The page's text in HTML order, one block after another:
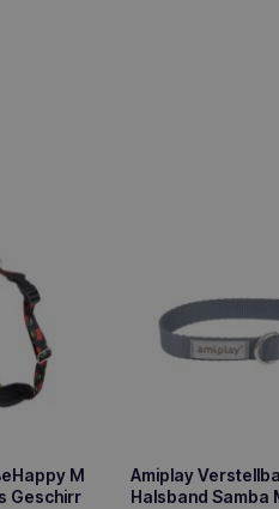
M
Geschirr
Amiplay
Halsband Samba